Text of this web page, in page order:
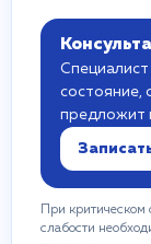
состояние,
предложит
При
слабости